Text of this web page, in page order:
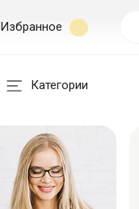
Избранное
Категории